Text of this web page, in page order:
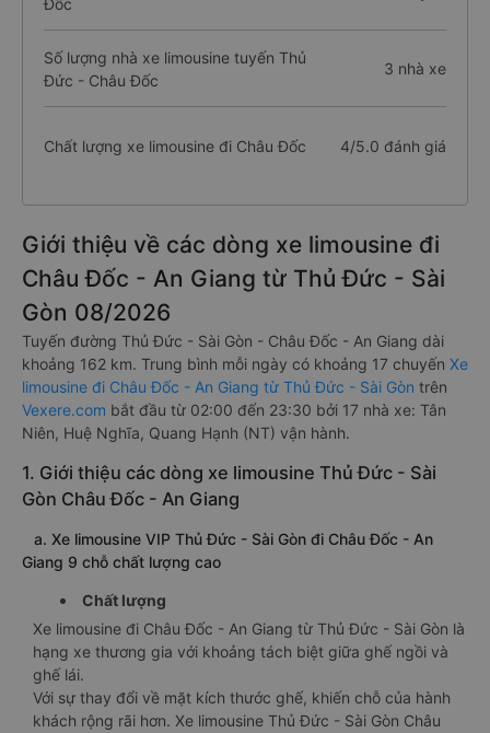
Số lượng nhà xe limousine tuyến Thủ
Đức - Châu Đốc
3 nhà xe
Chất lượng xe limousine đi Châu Đốc 4/5.0 đánh giá
Giới thiệu về các dòng xe limousine đi
Châu Đốc - An Giang từ Thủ Đức - Sài
Gòn 08/2026
Tuyến đường Thủ Đức - Sài Gòn - Châu Đốc - An Giang dài
khoảng 162 km. Trung bình mỗi ngày có khoảng 17 chuyến Xe
limousine đi Châu Đốc - An Giang từ Thủ Đức - Sài Gòn trên
Vexere.com bắt đầu từ 02:00 đến 23:30 bởi 17 nhà xe: Tân
Niên, Huệ Nghĩa, Quang Hạnh (NT) vận hành.
1. Giới thiệu các dòng xe limousine Thủ Đức - Sài
Gòn Châu Đốc - An Giang
a. Xe limousine VIP Thủ Đức - Sài Gòn đi Châu Đốc - An
Giang 9 chỗ chất lượng cao
Chất lượng
Xe limousine đi Châu Đốc - An Giang từ Thủ Đức - Sài Gòn là
hạng xe thương gia với khoảng tách biệt giữa ghế ngồi và
ghế lái.
Với sự thay đổi về mặt kích thước ghế, khiến chỗ của hành
khách rộng rãi hơn. Xe limousine Thủ Đức - Sài Gòn Châu